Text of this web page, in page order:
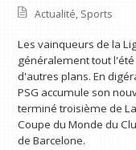
Actualité, Sports
Les vainqueurs de la
généralement tout l'été
d'autres plans. En
PSG accumule son
terminé troisième de
Coupe du Monde du
de Barcelone.